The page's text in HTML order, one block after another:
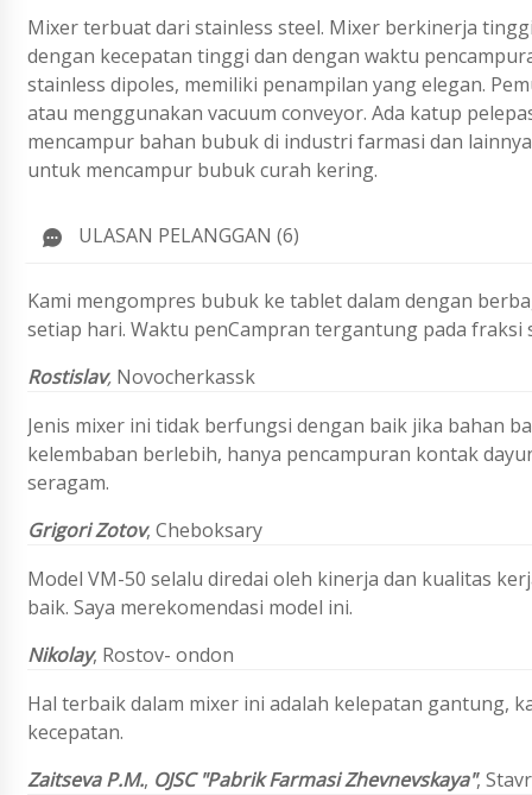
Mixer terbuat dari stainless steel. Mixer berkinerja
dengan kecepatan tinggi dan dengan waktu
stainless dipoles, memiliki penampilan yang elegan.
atau menggunakan vacuum conveyor. Ada katup
mencampur bahan bubuk di industri farmasi dan
untuk mencampur bubuk curah kering.
ULASAN PELANGGAN (6)
Kami mengompres bubuk ke tablet dalam dengan
setiap hari. Waktu penCampran tergantung pada
Rostislav, Novocherkassk
Jenis mixer ini tidak berfungsi dengan baik jika bahan
kelembaban berlebih, hanya pencampuran kontak
seragam.
Grigori Zotov, Cheboksary
Model VM-50 selalu diredai oleh kinerja dan kualitas
baik. Saya merekomendasi model ini.
Nikolay, Rostov- ondon
Hal terbaik dalam mixer ini adalah kelepatan gantung,
kecepatan.
Zaitseva P.M., OJSC "Pabrik Farmasi Zhevnevskaya",